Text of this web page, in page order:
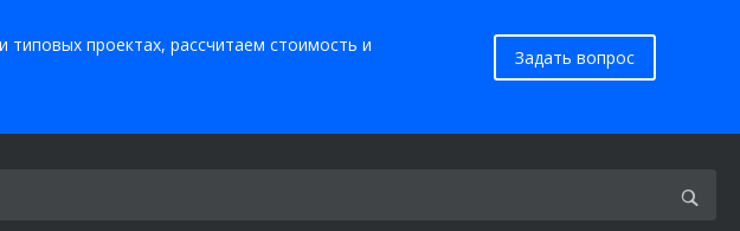
проектах, рассчитаем стоимость и
Задать вопрос